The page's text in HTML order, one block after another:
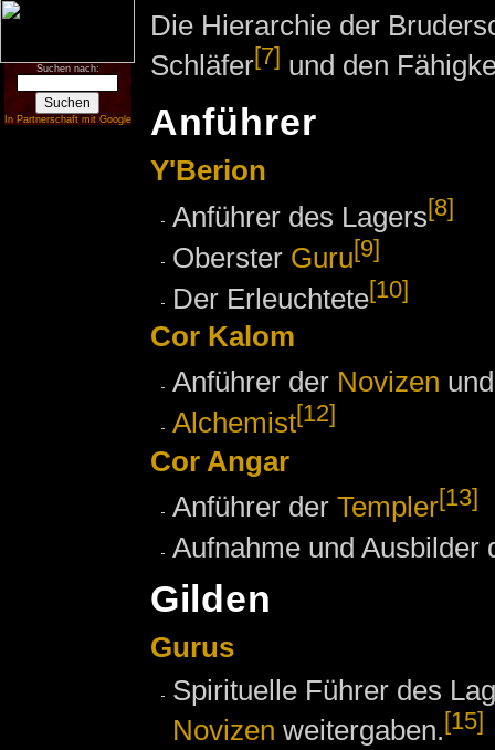
Suchen nach:
In Partnerschaft mit Google
Die Hierarchie der
Schläfer[7] und den
Anführer
Y'Berion
Anführer des Lagers[8]
Oberster Guru[9]
Der Erleuchtete[10]
Cor Kalom
Anführer der Novizen
Alchemist[12]
Cor Angar
Anführer der Templer[13]
Aufnahme und Ausbilder
Gilden
Gurus
Spirituelle Führer des
Novizen weitergaben. [15]